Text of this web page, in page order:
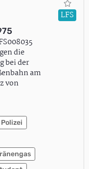
die
bei der
am
von
Polizei
LFS